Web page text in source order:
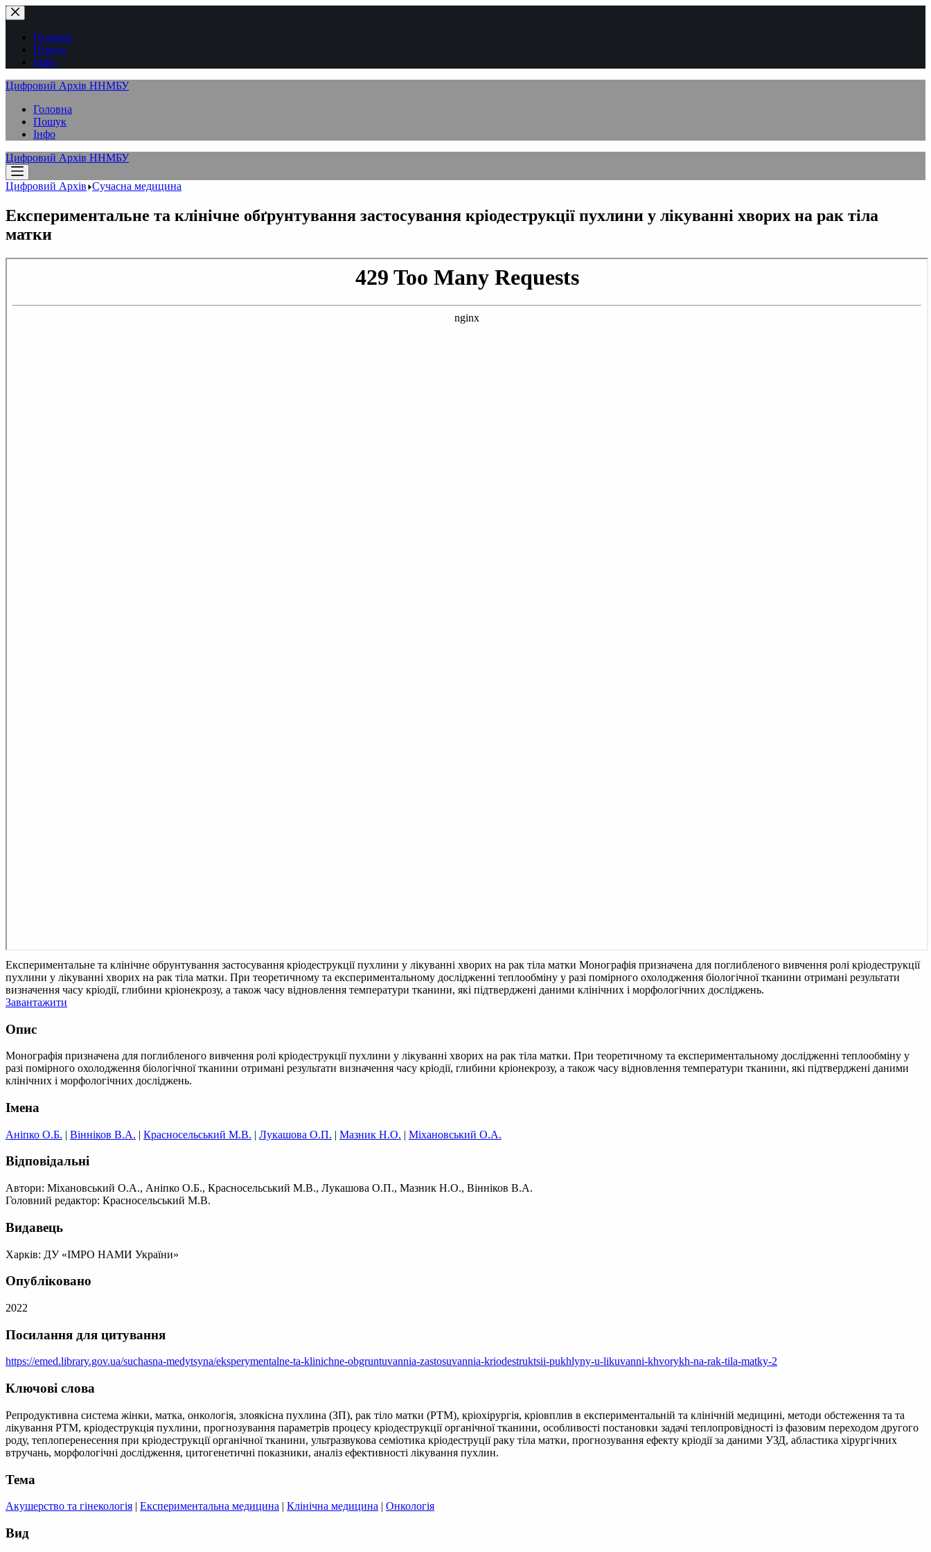
Перейти
до
вмістуГоловна
Пошук
Інфо
Цифровий Архів ННМБУ
Головна
Пошук
Інфо
Цифровий Архів ННМБУ
Цифровий Архів Сучасна медицина
Експериментальне та клінічне обґрунтування застосування кріодеструкції пухлини у лікуванні хворих на рак тіла
матки
Експериментальне та клінічне обрунтування застосування кріодеструкції пухлини у лікуванні хворих на рак тіла матки Монографія призначена для поглибленого вивчення ролі кріодеструкції
пухлини у лікуванні хворих на рак тіла матки. При теоретичному та експериментальному дослідженні теплообміну у разі помірного охолодження біологічної тканини отримані результати
визначення часу кріодії, глибини кріонекрозу, а також часу відновлення температури тканини, які підтверджені даними клінічних і морфологічних досліджень.
Завантажити
Опис
Монографія призначена для поглибленого вивчення ролі кріодеструкції пухлини у лікуванні хворих на рак тіла матки. При теоретичному та експериментальному дослідженні теплообміну у
разі помірного охолодження біологічної тканини отримані результати визначення часу кріодії, глибини кріонекрозу, а також часу відновлення температури тканини, які підтверджені даними
клінічних і морфологічних досліджень.
Імена
Аніпко О.Б. | Вінніков В.А. | Красносельський М.В. | Лукашова О.П. | Мазник Н.О. | Міхановський О.А.
Відповідальні
Автори: Міхановський О.А., Аніпко О.Б., Красносельський М.В., Лукашова О.П., Мазник Н.О., Вінніков В.А.
Головний редактор: Красносельський М.В.
Видавець
Харків: ДУ «ІМРО НАМИ України»
Опубліковано
2022
Посилання для цитування
https://emed.library.gov.ua/suchasna-medytsyna/eksperymentalne-ta-klinichne-obgruntuvannia-zastosuvannia-kriodestruktsii-pukhlyny-u-likuvanni-khvorykh-na-rak-tila-matky-2
Ключові слова
Репродуктивна система жінки, матка, онкологія, злоякісна пухлина (ЗП), рак тіло матки (РТМ), кріохірургія, кріовплив в експериментальній та клінічній медицині, методи обстеження та та
лікування РТМ, кріодеструкція пухлини, прогнозування параметрів процесу кріодеструкції органічної тканини, особливості постановки задачі теплопровідності із фазовим переходом другого
роду, теплоперенесення при кріодеструкції органічної тканини, ультразвукова семіотика кріодеструції раку тіла матки, прогнозування ефекту кріодії за даними УЗД, абластика хірургічних
втручань, морфологічні дослідження, цитогенетичні показники, аналіз ефективності лікування пухлин.
Тема
Акушерство та гінекологія | Експериментальна медицина | Клінічна медицина | Онкологія
Вид